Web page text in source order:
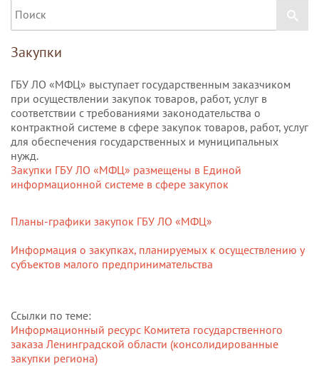
Закупки
ГБУ ЛО «МФЦ» выступает государственным заказчиком
при осуществлении закупок товаров, работ, услуг в
соответствии с требованиями законодательства о
контрактной системе в сфере закупок товаров, работ, услуг
для обеспечения государственных и муниципальных
нужд.
Закупки ГБУ ЛО «МФЦ» размещены в Единой
информационной системе в сфере закупок
Планы-графики закупок ГБУ ЛО «МФЦ»
Информация о закупках, планируемых к осуществлению у
субъектов малого предпринимательства
Ссылки по теме:
Информационный ресурс Комитета государственного
заказа Ленинградской области (консолидированные
закупки региона)